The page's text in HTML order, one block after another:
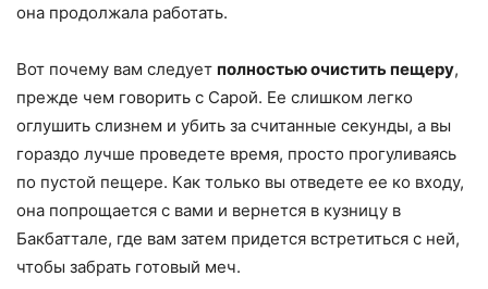
она продолжала работать.
Вот почему вам следует полностью очистить пещеру,
прежде чем говорить с Сарой. Ее слишком легко
оглушить слизнем и убить за считанные секунды, а вы
гораздо лучше проведете время, просто прогуливаясь
по пустой пещере. Как только вы отведете ее ко входу,
она попрощается с вами и вернется в кузницу в
Бакбаттале, где вам затем придется встретиться с ней,
чтобы забрать готовый меч.